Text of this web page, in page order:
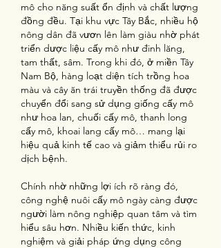
mô cho năng suất ổn định và chất lượng
đồng đều. Tại khu vực Tây Bắc, nhiều hộ
nông dân đã vươn lên làm giàu nhờ phát
triển dược liệu cấy mô như đinh lăng,
tam thất, sâm. Trong khi đó, ở miền Tây
Nam Bộ, hàng loạt diện tích trồng hoa
màu và cây ăn trái truyền thống đã được
chuyển đổi sang sử dụng giống cấy mô
như hoa lan, chuối cấy mô, thanh long
cấy mô, khoai lang cấy mô… mang lại
hiệu quả kinh tế cao và giảm thiểu rủi ro
dịch bệnh.
Chính nhờ những lợi ích rõ ràng đó,
công nghệ nuôi cấy mô ngày càng được
người làm nông nghiệp quan tâm và tìm
hiểu sâu hơn. Nhiều kiến thức, kinh
nghiệm và giải pháp ứng dụng công